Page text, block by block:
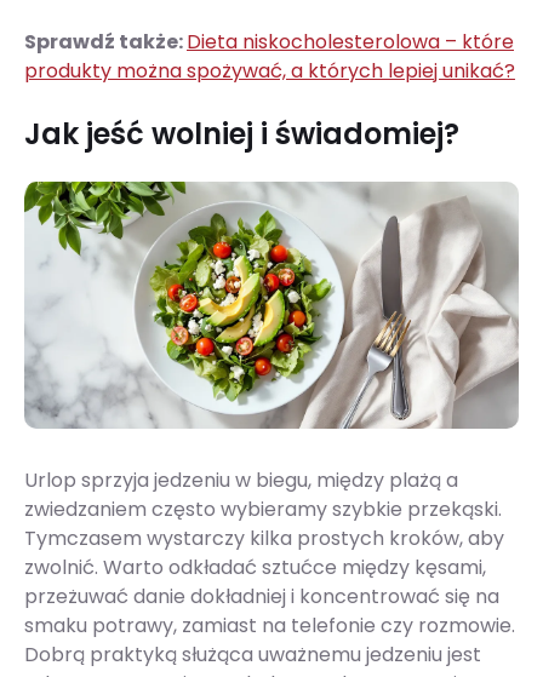
Sprawdź także:Dieta niskocholesterolowa – które
produkty można spożywać, a których lepiej unikać?
Jak jeść wolniej i świadomiej?
Urlop sprzyja jedzeniu w biegu, między plażą a
zwiedzaniem często wybieramy szybkie przekąski.
Tymczasem wystarczy kilka prostych kroków, aby
zwolnić. Warto odkładać sztućce między kęsami,
przeżuwać danie dokładniej i koncentrować się na
smaku potrawy, zamiast na telefonie czy rozmowie.
Dobrą praktyką służąca uważnemu jedzeniu jest